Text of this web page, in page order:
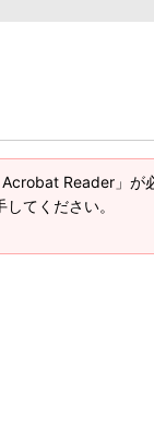
Reader」が
てください。